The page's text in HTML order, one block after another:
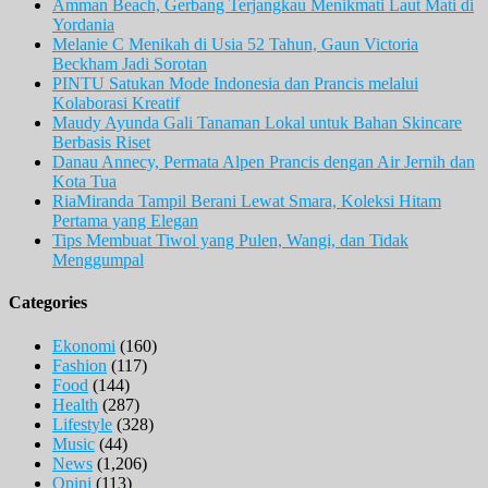
Amman Beach, Gerbang Terjangkau Menikmati Laut Mati di
Yordania
Melanie C Menikah di Usia 52 Tahun, Gaun Victoria
Beckham Jadi Sorotan
PINTU Satukan Mode Indonesia dan Prancis melalui
Kolaborasi Kreatif
Maudy Ayunda Gali Tanaman Lokal untuk Bahan Skincare
Berbasis Riset
Danau Annecy, Permata Alpen Prancis dengan Air Jernih dan
Kota Tua
RiaMiranda Tampil Berani Lewat Smara, Koleksi Hitam
Pertama yang Elegan
Tips Membuat Tiwol yang Pulen, Wangi, dan Tidak
Menggumpal
Categories
Ekonomi (160)
Fashion (117)
Food (144)
Health (287)
Lifestyle (328)
Music (44)
News (1,206)
Opini (113)